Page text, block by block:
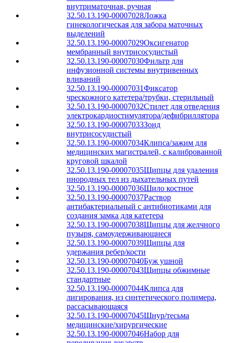
внутриматочная, ручная
32.50.13.190-00007028Ложка
гинекологическая для забора маточных
выделений
32.50.13.190-00007029Оксигенатор
мембранный внутрисосудистый
32.50.13.190-00007030Фильтр для
инфузионной системы внутривенных
вливаний
32.50.13.190-00007031Фиксатор
чрескожного катетера/трубки, стерильный
32.50.13.190-00007032Стилет для отведения
электрокардиостимулятора/дефибриллятора
32.50.13.190-00007033Зонд
внутрисосудистый
32.50.13.190-00007034Клипса/зажим для
медицинских магистралей, с калиброванной
круговой шкалой
32.50.13.190-00007035Щипцы для удаления
инородных тел из дыхательных путей
32.50.13.190-00007036Шило костное
32.50.13.190-00007037Раствор
антибактериальный с антибиотиками для
создания замка для катетера
32.50.13.190-00007038Щипцы для желчного
пузыря, самоудерживающиеся
32.50.13.190-00007039Щипцы для
удержания ребер/кости
32.50.13.190-00007040Буж ушной
32.50.13.190-00007043Щипцы обжимные
стандартные
32.50.13.190-00007044Клипса для
лигирования, из синтетического полимера,
рассасывающаяся
32.50.13.190-00007045Шнур/тесьма
медицинские/хирургические
32.50.13.190-00007046Набор для